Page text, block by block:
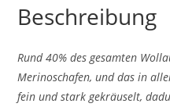
Beschreibung
Rund 40% des gesamten
Merinoschafen, und das in
fein und stark gekräuselt,